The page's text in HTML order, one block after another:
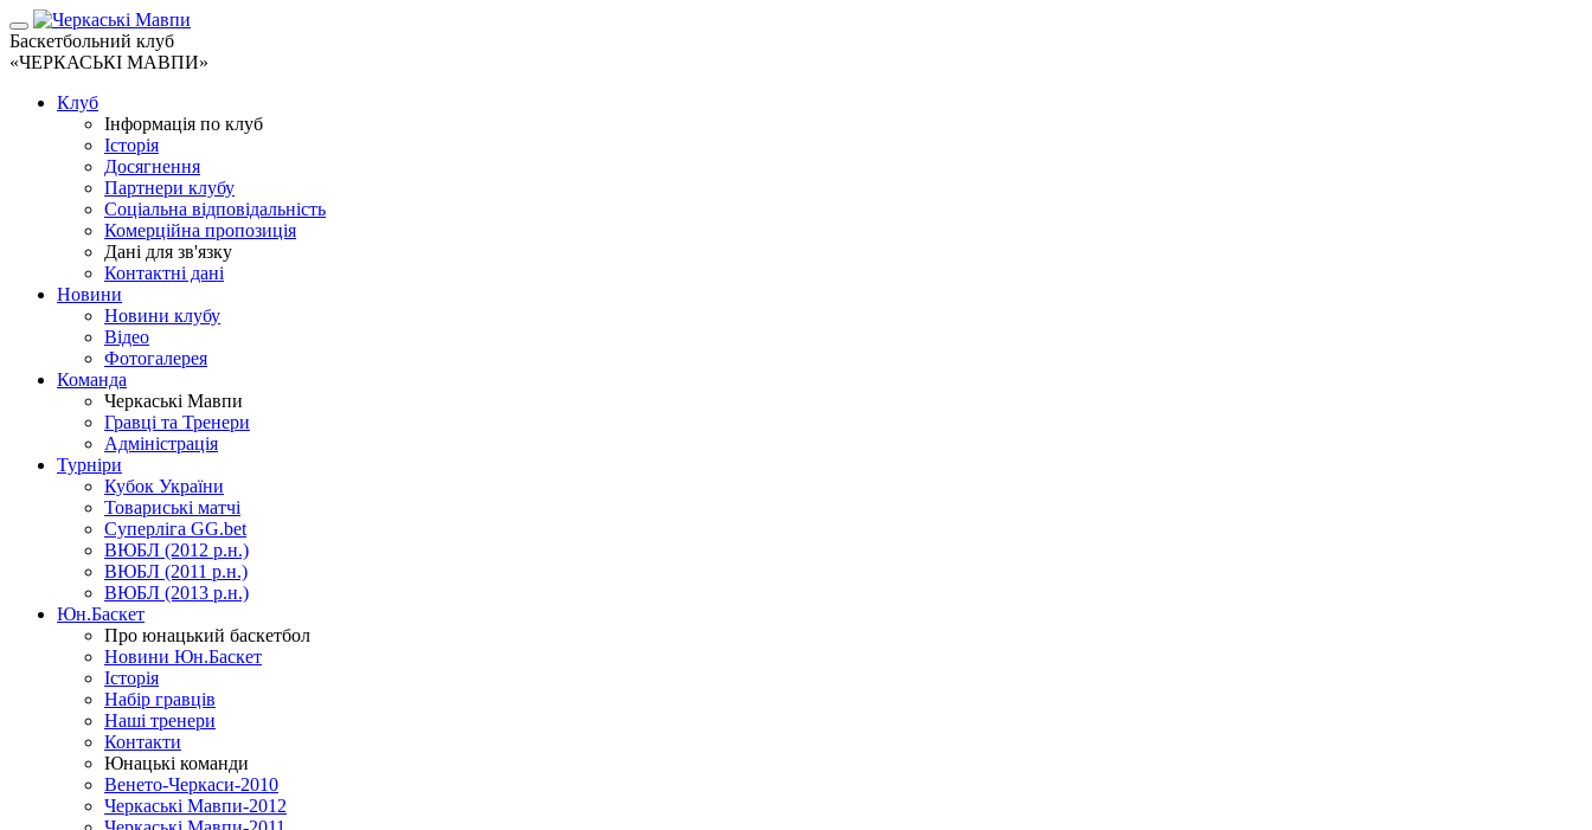
Баскетбольний клуб
«ЧЕРКАСЬКІ МАВПИ»
Клуб
Інформація по клуб
Історія
Досягнення
Партнери клубу
Соціальна відповідальність
Комерційна пропозиція
Дані для зв'язку
Контактні дані
Новини
Новини клубу
Відео
Фотогалерея
Команда
Черкаські Мавпи
Гравці та Тренери
Адміністрація
Турніри
Кубок України
Товариські матчі
Суперліга GG.bet
ВЮБЛ (2012 р.н.)
ВЮБЛ (2011 р.н.)
ВЮБЛ (2013 р.н.)
Юн.Баскет
Про юнацький баскетбол
Новини Юн.Баскет
Історія
Набір гравців
Наші тренери
Контакти
Юнацькі команди
Венето-Черкаси-2010
Черкаські Мавпи-2012